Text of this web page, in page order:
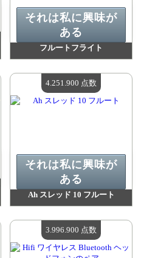
フルートフライト
利用可能な数量：4
それは私に興味が
ある
Ah スレッド 10 フルート
利用可能な数量：4
それは私に興味が
ある
4.251.900 点数
3.996.900 点数